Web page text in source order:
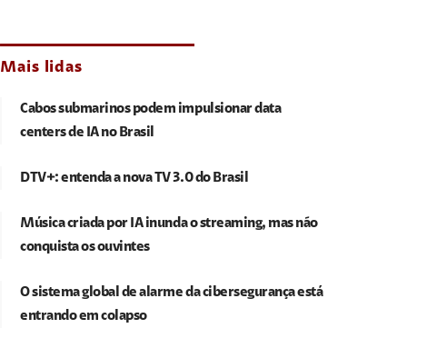
Mais lidas
Cabos submarinos podem impulsionar data
centers de IA no Brasil
DTV+: entenda a nova TV 3.0 do Brasil
Música criada por IA inunda o streaming, mas não
conquista os ouvintes
O sistema global de alarme da cibersegurança está
entrando em colapso